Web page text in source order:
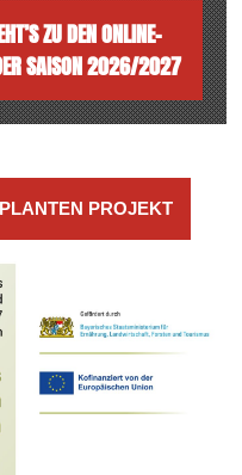
ZU DEN ONLINE-
SAISON 2026/2027
PROJEKT